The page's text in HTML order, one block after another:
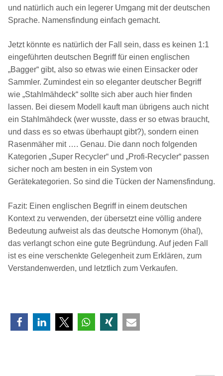
und natürlich auch ein legerer Umgang mit der deutschen
Sprache. Namensfindung einfach gemacht.
Jetzt könnte es natürlich der Fall sein, dass es keinen 1:1
eingeführten deutschen Begriff für einen englischen
„Bagger“ gibt, also so etwas wie einen Einsacker oder
Sammler. Zumindest ein so eleganter deutscher Begriff
wie „Stahlmähdeck“ sollte sich aber auch hier finden
lassen. Bei diesem Modell kauft man übrigens auch nicht
ein Stahlmähdeck (wer wusste, dass er so etwas braucht,
und dass es so etwas überhaupt gibt?), sondern einen
Rasenmäher mit …. Genau. Die dann noch folgenden
Kategorien „Super Recycler“ und „Profi-Recycler“ passen
sicher noch am besten in ein System von
Gerätekategorien. So sind die Tücken der Namensfindung.
Fazit: Einen englischen Begriff in einem deutschen
Kontext zu verwenden, der übersetzt eine völlig andere
Bedeutung aufweist als das deutsche Homonym (öha!),
das verlangt schon eine gute Begründung. Auf jeden Fall
ist es eine verschenkte Gelegenheit zum Erklären, zum
Verstandenwerden, und letztlich zum Verkaufen.